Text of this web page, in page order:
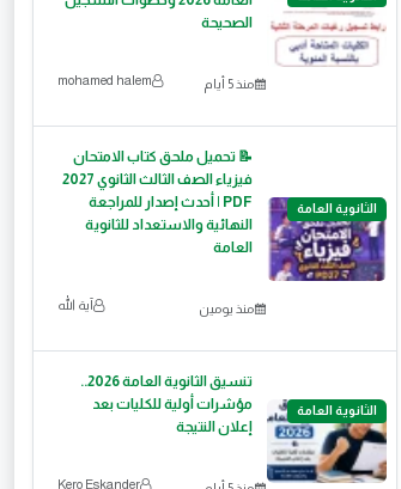
الصحيحة
منذ 5 أيام mohamed halem
الثانوية العامة
📝 تحميل ملحق كتاب الامتحان
فيزياء الصف الثالث الثانوي 2027
PDF | أحدث إصدار للمراجعة
النهائية والاستعداد للثانوية
العامة
منذ يومين آية الله
الثانوية العامة
تنسيق الثانوية العامة 2026..
مؤشرات أولية للكليات بعد
إعلان النتيجة
Kero Eskander